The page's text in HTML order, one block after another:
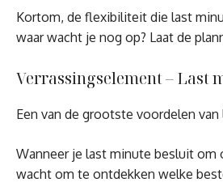
Kortom, de flexibiliteit die last
waar wacht je nog op? Laat de
Verrassingselement – Last
Een van de grootste voordelen
Wanneer je last minute besluit om
wacht om te ontdekken welke